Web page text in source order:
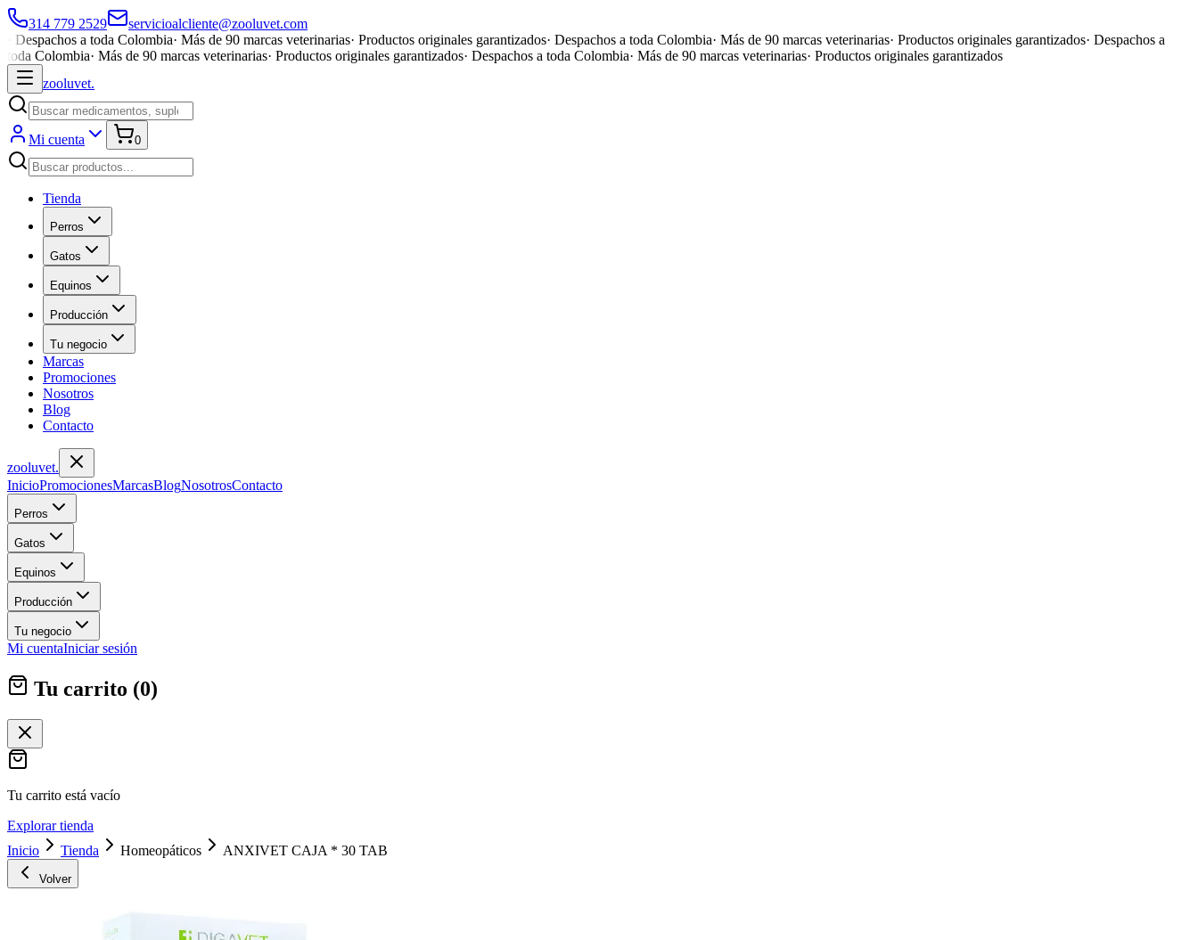
314 779 2529
servicioalcliente@zooluvet.com
Despachos a toda Colombia· Más de 90 marcas veterinarias· Productos originales garantizados· Despachos a toda Colombia· Más de 90 marcas veterinarias· Productos originales garantizados· Despachos a
toda Colombia· Más de 90 marcas veterinarias· Productos originales garantizados· Despachos a toda Colombia· Más de 90 marcas veterinarias· Productos originales garantizados
zooluvet.
Mi cuenta 0
Tienda
Perros
Gatos
Equinos
Producción
Tu negocio
Marcas
Promociones
Nosotros
Blog
Contacto
zooluvet.
InicioPromocionesMarcasBlogNosotrosContacto
Perros
Gatos
Equinos
Producción
Tu negocio
Mi cuentaIniciar sesión
Tu carrito (0)
Tu carrito está vacío
Explorar tienda
Inicio
Tienda Homeopáticos ANXIVET CAJA * 30 TAB
Volver